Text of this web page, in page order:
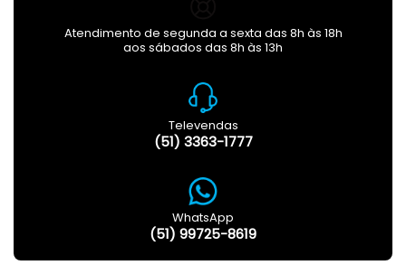
Atendimento de segunda a sexta das 8h às 18h
aos sábados das 8h às 13h
Televendas
(51) 3363-1777
WhatsApp
(51) 99725-8619